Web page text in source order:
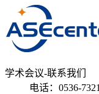
学术会议-联系我们
电话：0536-